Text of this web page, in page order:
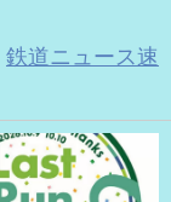
鉄道ニュース速